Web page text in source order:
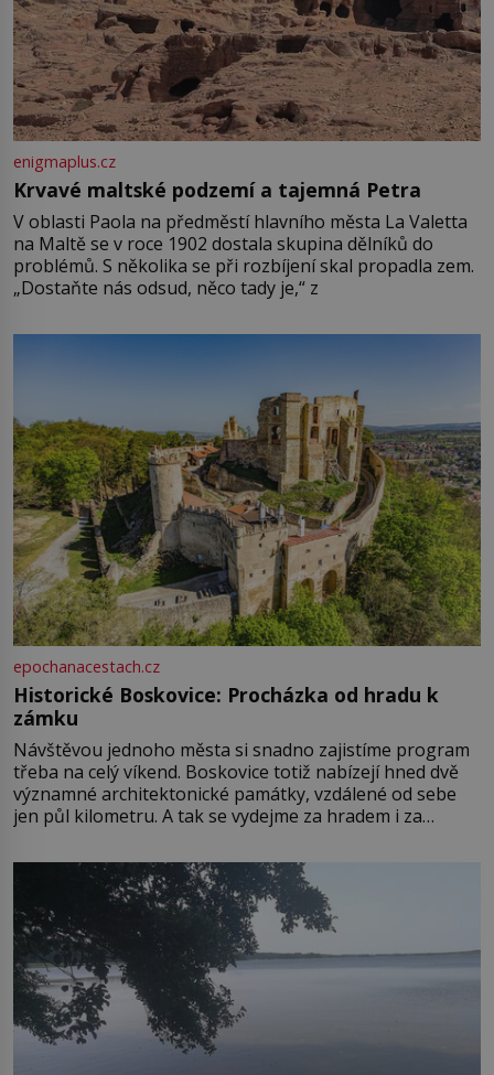
enigmaplus.cz
Krvavé maltské podzemí a tajemná Petra
V oblasti Paola na předměstí hlavního města La Valetta
na Maltě se v roce 1902 dostala skupina dělníků do
problémů. S několika se při rozbíjení skal propadla zem.
„Dostaňte nás odsud, něco tady je,“ z
epochanacestach.cz
Historické Boskovice: Procházka od hradu k
zámku
Návštěvou jednoho města si snadno zajistíme program
třeba na celý víkend. Boskovice totiž nabízejí hned dvě
významné architektonické památky, vzdálené od sebe
jen půl kilometru. A tak se vydejme za hradem i za
Boskovice na okraji Drahanské vrchoviny vznikla někdy
ve13. století, a už v roce 1313 kronikáři zaznamenali